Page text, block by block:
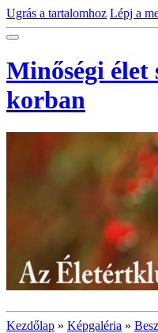
Ugrás a tartalomhoz Lépj a
Minőségi élet
korban
Kezdőlap » Képgaléria »